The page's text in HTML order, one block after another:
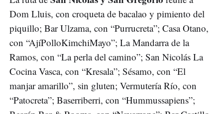
Dom Lluis, con croqueta de bacalao y pimiento del
piquillo; Bar Ulzama, con “Purrucreta”; Casa Otano,
con “AjíPolloKimchiMayo”; La Mandarra de la
Ramos, con “La perla del camino”; San Nicolás La
Cocina Vasca, con “Kresala”; Sésamo, con “El
manjar amarillo”, sin gluten; Vermutería Río, con
“Patocreta”; Baserriberri, con “Hummussapiens”;